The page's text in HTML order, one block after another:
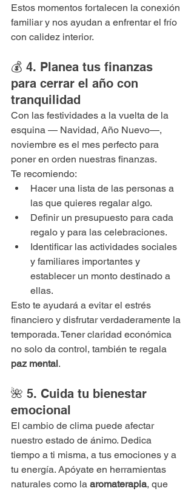
Estos momentos fortalecen la conexión
familiar y nos ayudan a enfrentar el frío
con calidez interior.
💰 4. Planea tus finanzas
para cerrar el año con
tranquilidad
Con las festividades a la vuelta de la
esquina — Navidad, Año Nuevo—,
noviembre es el mes perfecto para
poner en orden nuestras finanzas.
Te recomiendo:
Hacer una lista de las personas a
las que quieres regalar algo.
Definir un presupuesto para cada
regalo y para las celebraciones.
Identificar las actividades sociales
y familiares importantes y
establecer un monto destinado a
ellas.
Esto te ayudará a evitar el estrés
financiero y disfrutar verdaderamente la
temporada. Tener claridad económica
no solo da control, también te regala
paz mental.
🌺 5. Cuida tu bienestar
emocional
El cambio de clima puede afectar
nuestro estado de ánimo. Dedica
tiempo a ti misma, a tus emociones y a
tu energía. Apóyate en herramientas
naturales como la aromaterapia, que